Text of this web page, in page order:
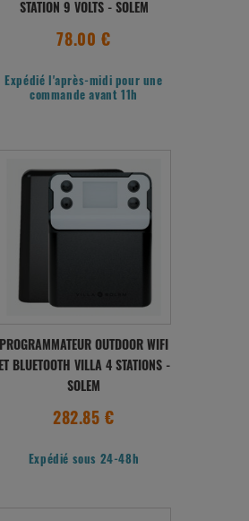
STATION 9 VOLTS - SOLEM
78.00 €
Expédié l'après-midi pour une
commande avant 11h
PROGRAMMATEUR OUTDOOR WIFI
ET BLUETOOTH VILLA 4 STATIONS -
SOLEM
282.85 €
Expédié sous 24-48h